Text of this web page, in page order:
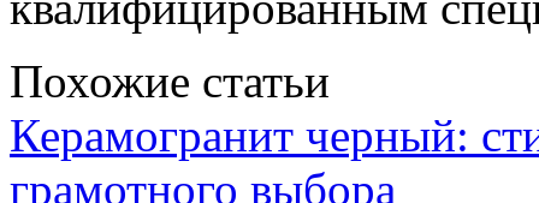
Похожие статьи
Керамогранит черный:
грамотного выбора